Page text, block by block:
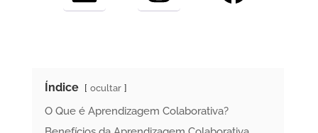
Índice ocultar
O Que é Aprendizagem Colaborativa?